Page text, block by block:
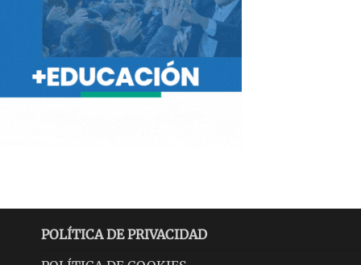
POLÍTICA DE PRIVACIDAD